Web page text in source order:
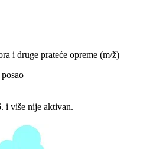
i druge prateće opreme (m/ž)
posao
i više nije aktivan.